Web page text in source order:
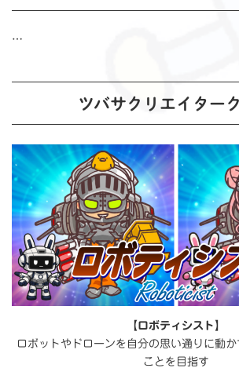
…
ツバサクリエイター
【ロボティシスト】
ロボットやドローンを自分の思い通りに動
ことを目指す